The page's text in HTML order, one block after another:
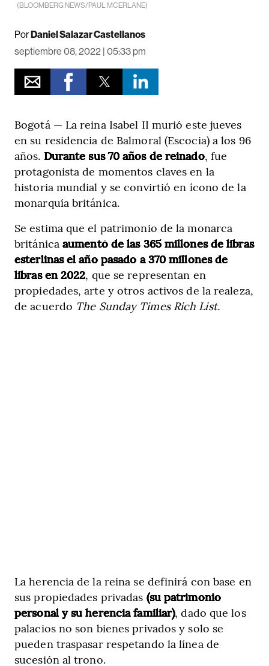
(BLOOMBERG NEWS/PAUL MCERLANE)
Por Daniel Salazar Castellanos
septiembre 08, 2022 | 05:33 pm
Bogotá — La reina Isabel II murió este jueves
en su residencia de Balmoral (Escocia) a los 96
años. Durante sus 70 años de reinado, fue
protagonista de momentos claves en la
historia mundial y se convirtió en ícono de la
monarquía británica.
Se estima que el patrimonio de la monarca
británica aumentó de las 365 millones de libras
esterlinas el año pasado a 370 millones de
libras en 2022, que se representan en
propiedades, arte y otros activos de la realeza,
de acuerdo The Sunday Times Rich List.
La herencia de la reina se definirá con base en
sus propiedades privadas (su patrimonio
personal y su herencia familiar), dado que los
palacios no son bienes privados y solo se
pueden traspasar respetando la línea de
sucesión al trono.